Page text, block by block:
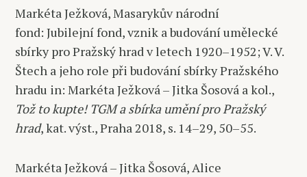
Markéta Ježková, Masarykův národní
fond: Jubilejní fond, vznik a budování umělecké
sbírky pro Pražský hrad v letech 1920–1952; V. V.
Štech a jeho role při budování sbírky Pražského
hradu in: Markéta Ježková – Jitka Šosová a kol.,
Tož to kupte! TGM a sbírka umění pro Pražský
hrad, kat. výst., Praha 2018, s. 14–29, 50–55.
Markéta Ježková – Jitka Šosová, Alice